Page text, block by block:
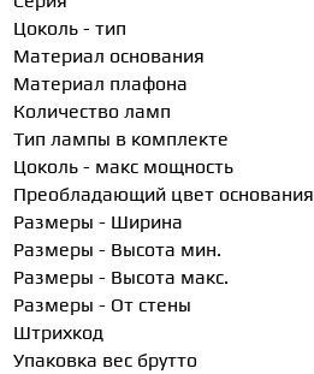
Цоколь - тип
Материал основания
Материал плафона
Количество ламп
Тип лампы в комплекте
Цоколь - макс мощность
Преобладающий цвет основания
Размеры - Ширина
Размеры - Высота мин.
Размеры - Высота макс.
Размеры - От стены
Штрихкод
Упаковка вес брутто